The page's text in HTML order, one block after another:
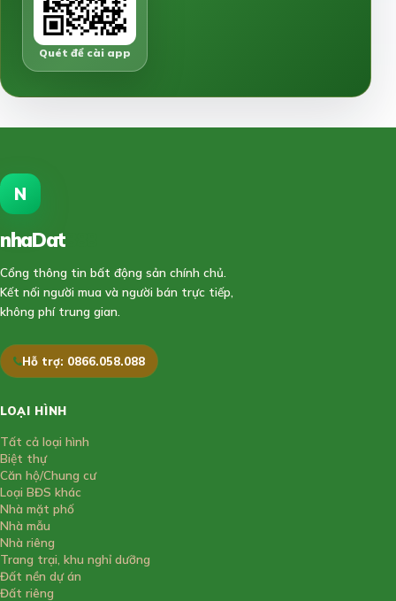
Quét để cài app
N
nhaDat
Cổng thông tin bất động sản chính chủ.
Kết nối người mua và người bán trực tiếp,
không phí trung gian.
Hỗ trợ: 0866.058.088
LOẠI HÌNH
Tất cả loại hình
Biệt thự
Căn hộ/Chung cư
Loại BĐS khác
Nhà mặt phố
Nhà mẫu
Nhà riêng
Trang trại, khu nghỉ dưỡng
Đất nền dự án
Đất riêng